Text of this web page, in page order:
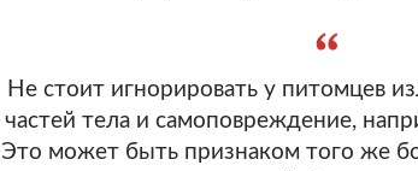
Не стоит игнорировать у питомцев
частей тела и самоповреждение,
Это может быть признаком того же